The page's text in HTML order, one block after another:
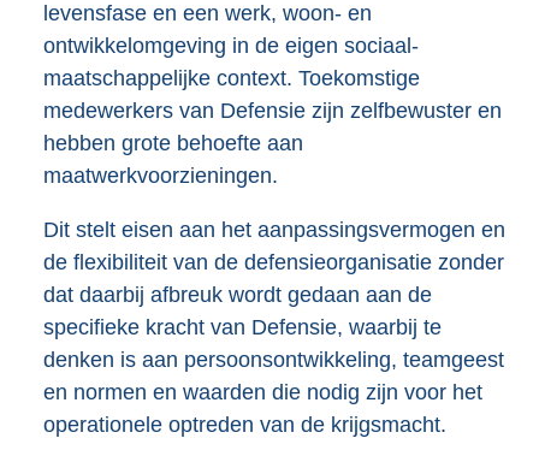
levensfase en een werk, woon- en
ontwikkelomgeving in de eigen sociaal-
maatschappelijke context. Toekomstige
medewerkers van Defensie zijn zelfbewuster en
hebben grote behoefte aan
maatwerkvoorzieningen.
Dit stelt eisen aan het aanpassingsvermogen en
de flexibiliteit van de defensieorganisatie zonder
dat daarbij afbreuk wordt gedaan aan de
specifieke kracht van Defensie, waarbij te
denken is aan persoonsontwikkeling, teamgeest
en normen en waarden die nodig zijn voor het
operationele optreden van de krijgsmacht.